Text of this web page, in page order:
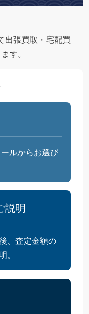
出張買取・宅配買
す。
ルからお選び
説明
、査定金額の
。